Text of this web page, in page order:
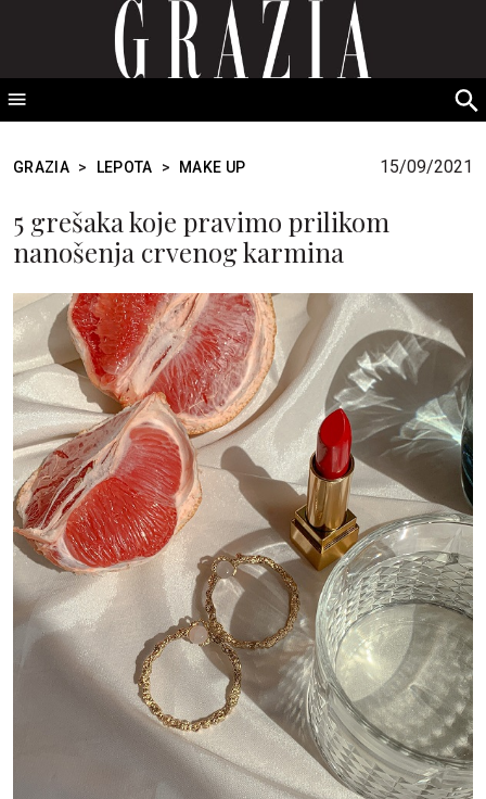
GRAZIA Srbija
GRAZIA > LEPOTA > MAKE UP 15/09/2021
5 grešaka koje pravimo prilikom
nanošenja crvenog karmina